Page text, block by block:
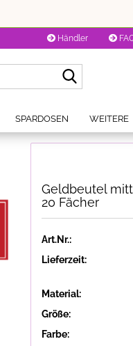
Händler
SPARDOSEN WEITERE
Geldbeutel
20 Fächer
Art.Nr.:
Lieferzeit:
Material:
Größe:
Farbe: